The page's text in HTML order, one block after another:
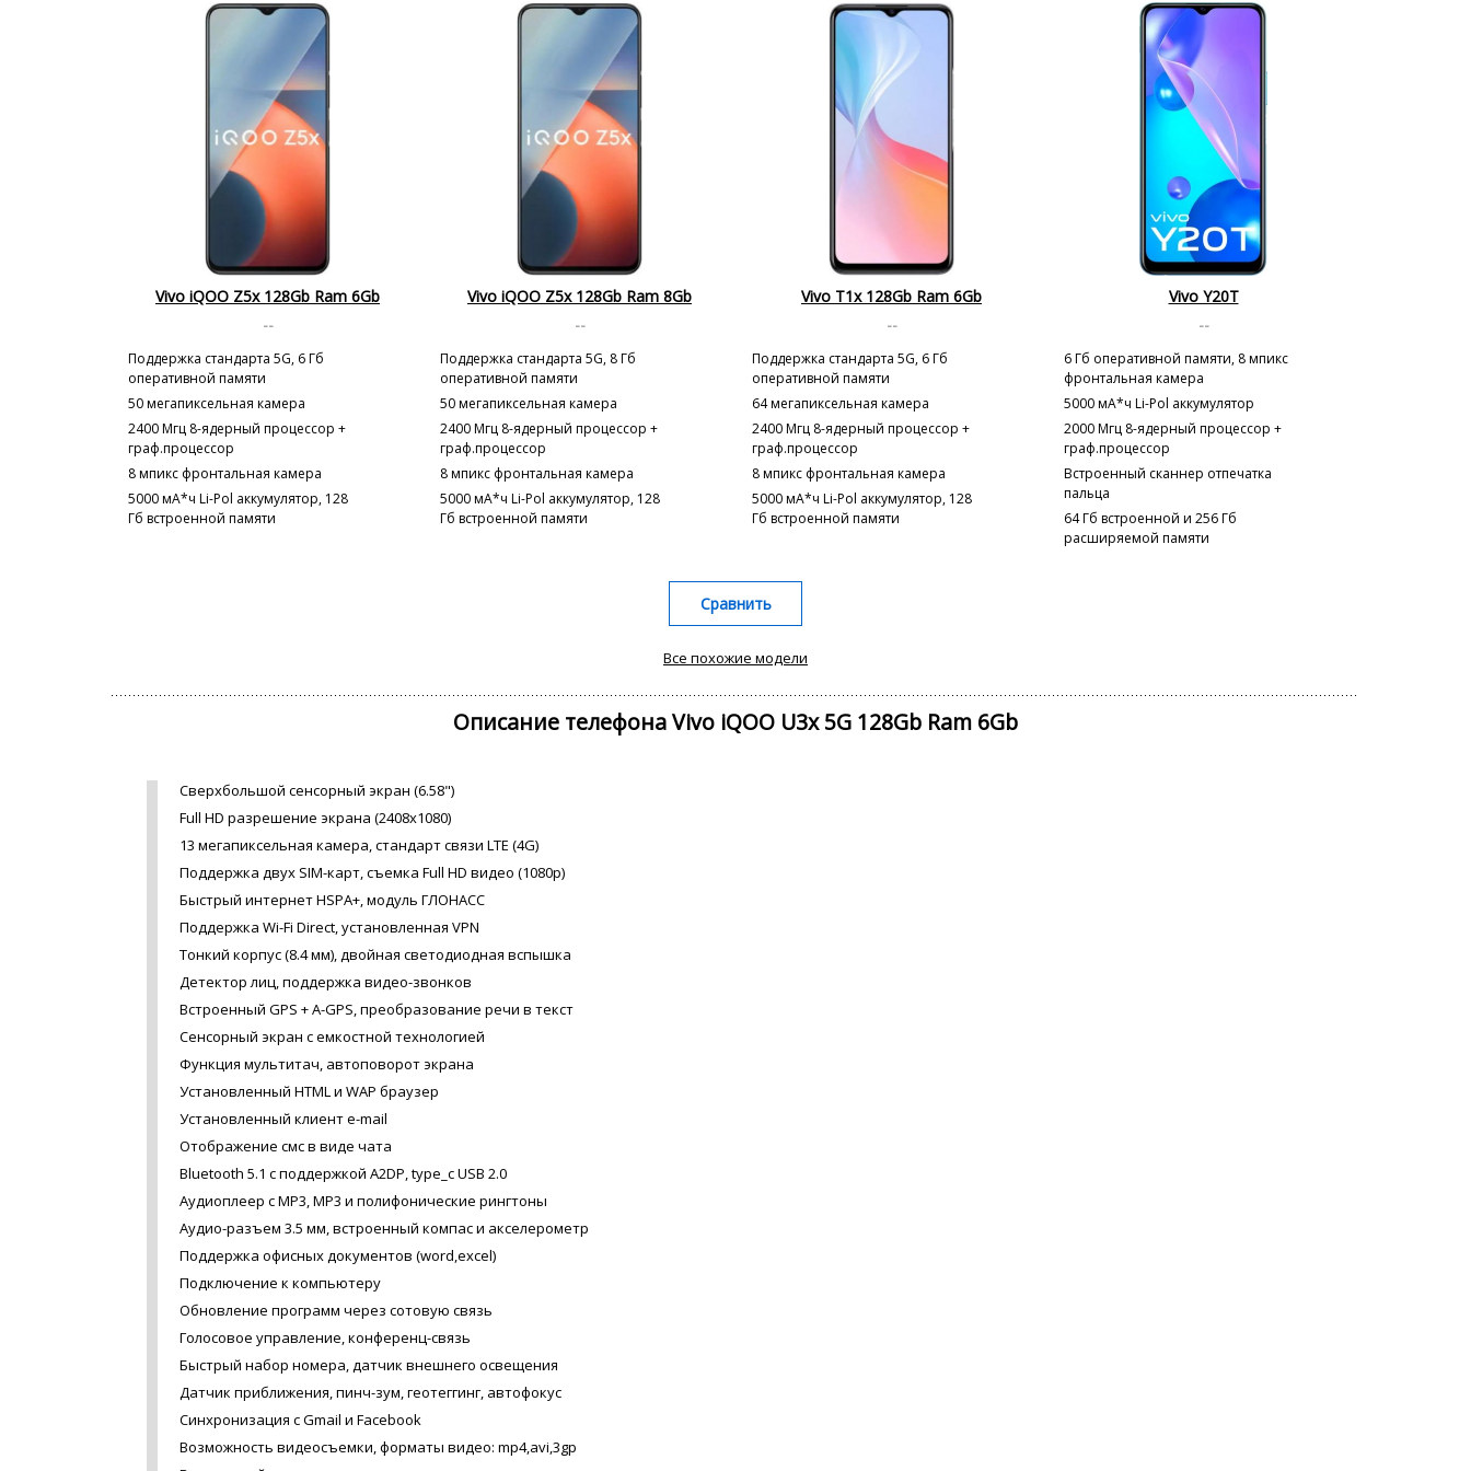
Vivo iQOO Z5x 128Gb Ram 6Gb
--
Поддержка стандарта 5G, 6 Гб
оперативной памяти
50 мегапиксельная камера
2400 Мгц 8-ядерный процессор +
граф.процессор
8 мпикс фронтальная камера
5000 мА*ч Li-Pol аккумулятор, 128
Гб встроенной памяти
Vivo iQOO Z5x 128Gb Ram 8Gb
--
Поддержка стандарта 5G, 8 Гб
оперативной памяти
50 мегапиксельная камера
2400 Мгц 8-ядерный процессор +
граф.процессор
8 мпикс фронтальная камера
5000 мА*ч Li-Pol аккумулятор, 128
Гб встроенной памяти
Vivo T1x 128Gb Ram 6Gb
--
Поддержка стандарта 5G, 6 Гб
оперативной памяти
64 мегапиксельная камера
2400 Мгц 8-ядерный процессор +
граф.процессор
8 мпикс фронтальная камера
5000 мА*ч Li-Pol аккумулятор, 128
Гб встроенной памяти
Vivo Y20T
--
6 Гб оперативной памяти, 8 мпикс
фронтальная камера
5000 мА*ч Li-Pol аккумулятор
2000 Мгц 8-ядерный процессор +
граф.процессор
Встроенный сканнер отпечатка
пальца
64 Гб встроенной и 256 Гб
расширяемой памяти
Сравнить
Все похожие модели
Описание телефона Vivo iQOO U3x 5G 128Gb Ram 6Gb
Сверхбольшой сенсорный экран (6.58")
Full HD разрешение экрана (2408x1080)
13 мегапиксельная камера, стандарт связи LTE (4G)
Поддержка двух SIM-карт, съемка Full HD видео (1080p)
Быстрый интернет HSPA+, модуль ГЛОНАСС
Поддержка Wi-Fi Direct, установленная VPN
Тонкий корпус (8.4 мм), двойная светодиодная вспышка
Детектор лиц, поддержка видео-звонков
Встроенный GPS + A-GPS, преобразование речи в текст
Сенсорный экран c емкостной технологией
Функция мультитач, автоповорот экрана
Установленный HTML и WAP браузер
Установленный клиент e-mail
Отображение смс в виде чата
Bluetooth 5.1 с поддержкой A2DP, type_c USB 2.0
Аудиоплеер с MP3, MP3 и полифонические рингтоны
Аудио-разъем 3.5 мм, встроенный компас и акселерометр
Поддержка офисных документов (word,excel)
Подключение к компьютеру
Обновление программ через сотовую связь
Голосовое управление, конференц-связь
Быстрый набор номера, датчик внешнего освещения
Датчик приближения, пинч-зум, геотеггинг, автофокус
Синхронизация с Gmail и Facebook
Возможность видеосъемки, форматы видео: mp4,avi,3gp